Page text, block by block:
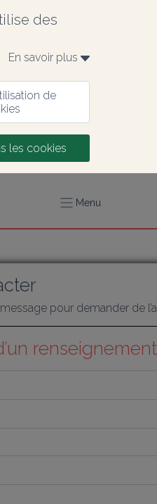
des
En savoir plus
de
les cookies
Menu
pour demander de